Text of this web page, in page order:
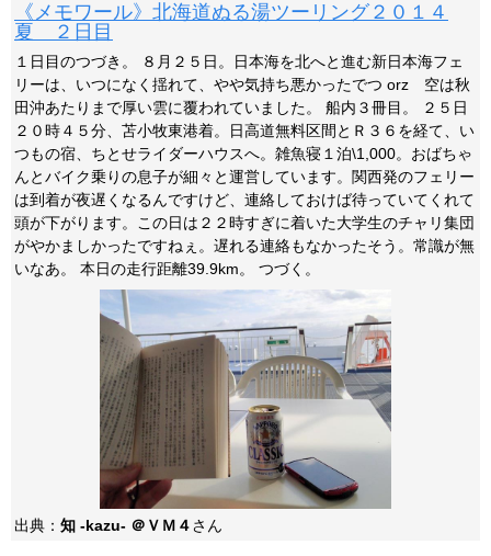
《メモワール》北海道ぬる湯ツーリング２０１４
夏 ２日目
１日目のつづき。 ８月２５日。日本海を北へと進む新日本海フェ
リーは、いつになく揺れて、やや気持ち悪かったでつ orz 空は秋
田沖あたりまで厚い雲に覆われていました。 船内３冊目。 ２５日
２０時４５分、苫小牧東港着。日高道無料区間とＲ３６を経て、い
つもの宿、ちとせライダーハウスへ。雑魚寝１泊\1,000。おばちゃ
んとバイク乗りの息子が細々と運営しています。関西発のフェリー
は到着が夜遅くなるんですけど、連絡しておけば待っていてくれて
頭が下がります。この日は２２時すぎに着いた大学生のチャリ集団
がやかましかったですねぇ。遅れる連絡もなかったそう。常識が無
いなあ。 本日の走行距離39.9km。 つづく。
出典： 知 -kazu- ＠ＶＭ４さん